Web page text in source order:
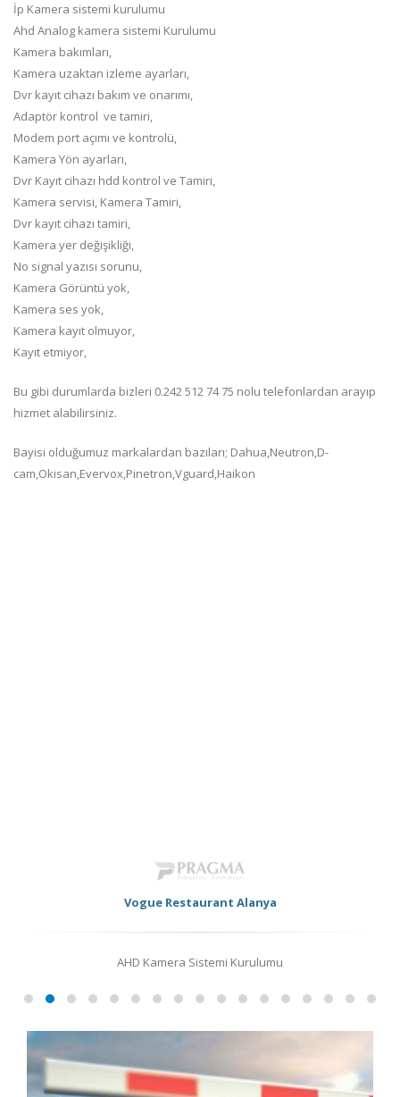
İp Kamera sistemi kurulumu
Ahd Analog kamera sistemi Kurulumu
Kamera bakımları,
Kamera uzaktan izleme ayarları,
Dvr kayıt cihazı bakım ve onarımı,
Adaptör kontrol ve tamiri,
Modem port açımı ve kontrolü,
Kamera Yön ayarları,
Dvr Kayıt cihazı hdd kontrol ve Tamiri,
Kamera servisi, Kamera Tamiri,
Dvr kayıt cihazı tamiri,
Kamera yer değişikliği,
No signal yazısı sorunu,
Kamera Görüntü yok,
Kamera ses yok,
Kamera kayıt olmuyor,
Kayıt etmiyor,
Bu gibi durumlarda bizleri 0.242 512 74 75 nolu telefonlardan arayıp
hizmet alabilirsiniz.
Bayisi olduğumuz markalardan bazıları; Dahua,Neutron,D-
cam,Okisan,Evervox,Pinetron,Vguard,Haikon
Konak Towers MOX Restobar
ip Kamera Sistemi Kurulumu